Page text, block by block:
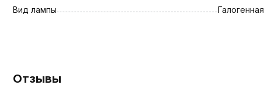
Вид лампы
Галогенная
Отзывы